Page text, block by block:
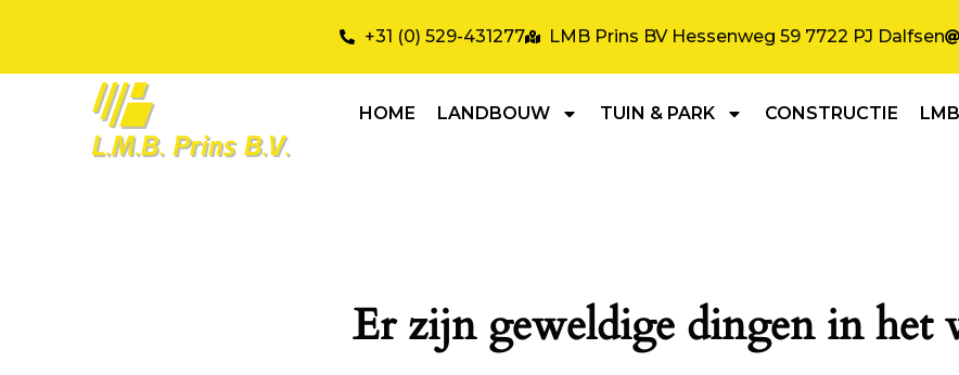
+31 (0) 529-431277 LMB Prins BV Hessenweg 59 7722 PJ Dalfsen
HOME LANDBOUW TUIN & PARK CONSTRUCTIE
Er zijn geweldige dingen in het